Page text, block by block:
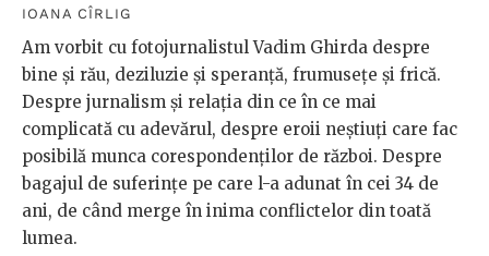
IOANA CÎRLIG
Am vorbit cu fotojurnalistul Vadim Ghirda despre
bine și rău, deziluzie și speranță, frumusețe și frică.
Despre jurnalism și relația din ce în ce mai
complicată cu adevărul, despre eroii neștiuți care fac
posibilă munca corespondenților de război. Despre
bagajul de suferințe pe care l-a adunat în cei 34 de
ani, de când merge în inima conflictelor din toată
lumea.